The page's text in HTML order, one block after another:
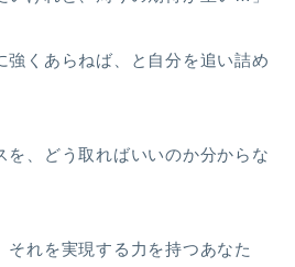
強くあらねば、と自分を追い詰め
を、どう取ればいいのか分からな
それを実現する力を持つあなた